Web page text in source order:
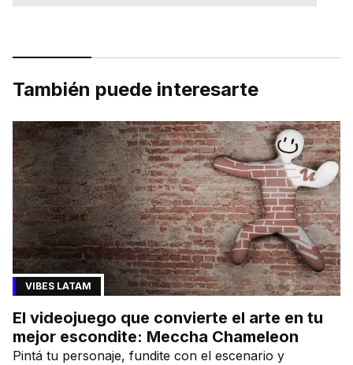
También puede interesarte
VIBES LATAM
El videojuego que convierte el arte en tu
mejor escondite: Meccha Chameleon
Pintá tu personaje, fundite con el escenario y